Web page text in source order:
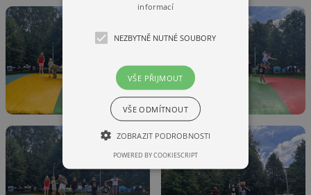
informací
NEZBYTNĚ NUTNÉ SOUBORY
VŠE PŘIJMOUT
VŠE ODMÍTNOUT
ZOBRAZIT PODROBNOSTI
POWERED BY COOKIESCRIPT